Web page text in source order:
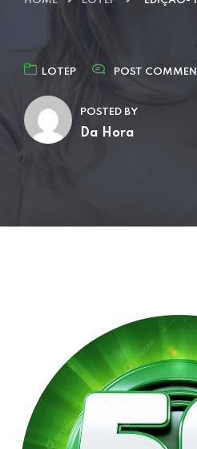
LOTEP POST
POSTED BY
Da Hora